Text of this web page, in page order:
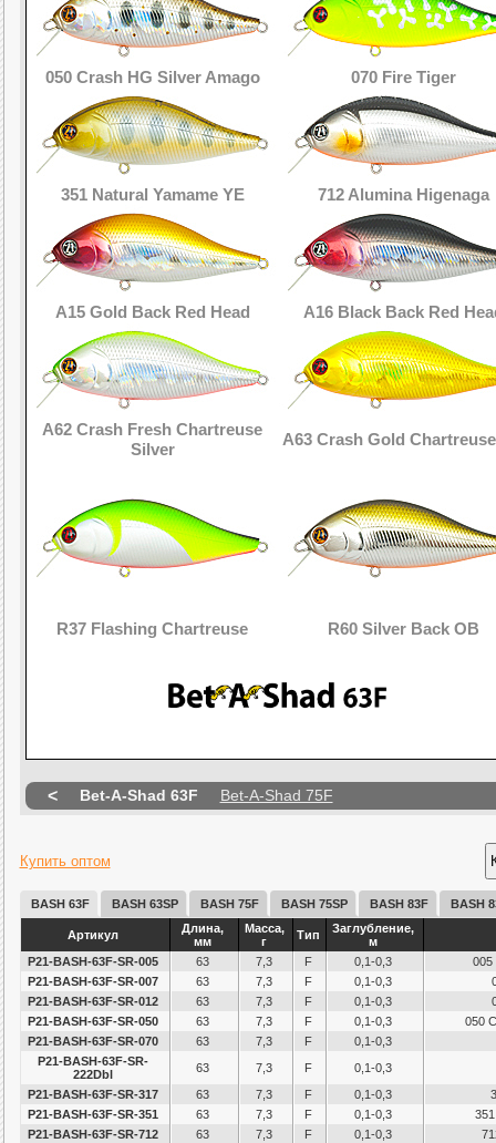
050 Crash HG Silver Amago 070 Fire Tiger
351 Natural Yamame YE 712 Alumina Higenaga
A15 Gold Back Red Head A16 Black Back Red
A62 Crash Fresh Chartreuse
Silver
A63 Crash Gold
R37 Flashing Chartreuse R60 Silver Back OB
< Bet-A-Shad 63F Bet-A-Shad 75F
Купить оптом
BASH 63F BASH 63SP BASH 75F BASH 75SP BASH 83F BASH
Артикул
Длина,
мм
Масса,
г
Тип
Заглубление,
м
P21-BASH-63F-SR-005
63 7,3 F 0,1-0,3
005
P21-BASH-63F-SR-007
63 7,3 F 0,1-0,3
P21-BASH-63F-SR-012
63 7,3 F 0,1-0,3
P21-BASH-63F-SR-050
63 7,3 F 0,1-0,3
050
P21-BASH-63F-SR-070
63 7,3 F
0,1-0,3
P21-BASH-63F-SR-
222Dbl
63 7,3 F
0,1-0,3
P21-BASH-63F-SR-317
63 7,3 F 0,1-0,3
P21-BASH-63F-SR-351
63 7,3 F 0,1-0,3
P21-BASH-63F-SR-712
63 7,3 F 0,1-0,3